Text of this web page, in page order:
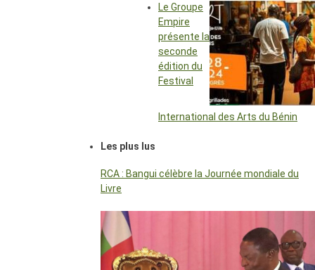
Le Groupe
Empire
présente la
seconde
édition du
Festival
International des Arts du Bénin
Les plus lus
RCA : Bangui célèbre la Journée mondiale du
Livre